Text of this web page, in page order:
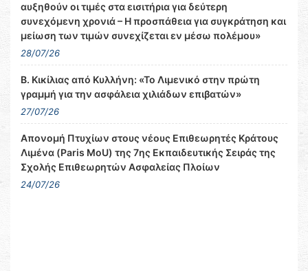
αυξηθούν οι τιμές στα εισιτήρια για δεύτερη
συνεχόμενη χρονιά – Η προσπάθεια για συγκράτηση και
μείωση των τιμών συνεχίζεται εν μέσω πολέμου»
28/07/26
Β. Κικίλιας από Κυλλήνη: «Το Λιμενικό στην πρώτη
γραμμή για την ασφάλεια χιλιάδων επιβατών»
27/07/26
Απονομή Πτυχίων στους νέους Επιθεωρητές Κράτους
Λιμένα (Paris MoU) της 7ης Εκπαιδευτικής Σειράς της
Σχολής Επιθεωρητών Ασφαλείας Πλοίων
24/07/26